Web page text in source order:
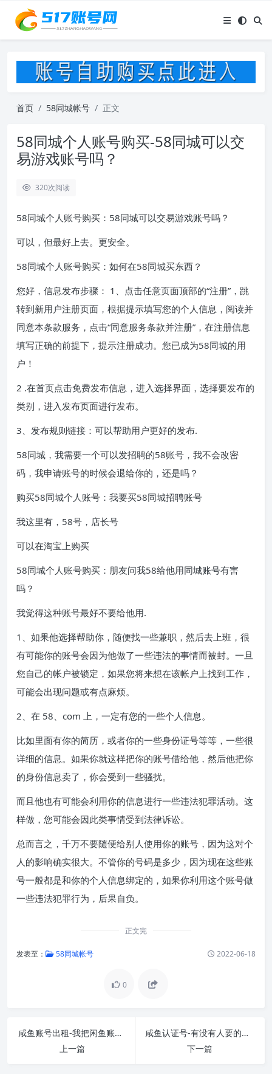
首页 58同城帐号 正文
58同城个人账号购买-58同城可以交
易游戏账号吗？
320次阅读
58同城个人账号购买：58同城可以交易游戏账号吗？
可以，但最好上去。更安全。
58同城个人账号购买：如何在58同城买东西？
您好，信息发布步骤： 1、点击任意页面顶部的“注册”，跳
转到新用户注册页面，根据提示填写您的个​​人信息，阅读并
同意本条款服务，点击“同意服务条款并注册”，在注册信息
填写正确的前提下，提示注册成功。您已成为58同城的用
户！
2 .在首页点击免费发布信息，进入选择界面，选择要发布的
类别，进入发布页面进行发布。
3、发布规则链接：可以帮助用户更好的发布.
58同城，我需要一个可以发招聘的58账号，我不会改密
码，我申请账号的时候会退给你的，还是吗？
购买58同城个人账号：我要买58同城招聘账号
我这里有，58号，店长号
可以在淘宝上购买
58同城个人账号购买：朋友问我58给他用同城账号有害
吗？
我觉得这种账号最好不要给他用.
1、如果他选择帮助你，随便找一些兼职，然后去上班，很
有可能你的账号会因为他做了一些违法的事情而被封。一旦
您自己的帐户被锁定，如果您将来想在该帐户上找到工作，
可能会出现问题或有点麻烦。
2、在 58、com 上，一定有您的一些个人信息。
比如里面有你的简历，或者你的一些身份证号等等，一些很
详细的信息。如果你就这样把你的账号借给他，然后他把你
的身份信息卖了，你会受到一些骚扰。
而且他也有可能会利用你的信息进行一些违法犯罪活动。这
样做，您可能会因此类事情受到法律诉讼。
总而言之，千万不要随便给别人使用你的账号，因为这对个
人的影响确实很大。不管你的号码是多少，因为现在这些账
号一般都是和你的个人信息绑定的，如果你利用这个账号做
一些违法犯罪行为，后果自负。
正文完
发表至： 58同城帐号 2022-06-18
0
咸鱼账号出租-我把闲鱼账号出租给别人，别人利
上一篇
咸鱼认证号-有没有人要的闲鱼账号？认证和信用
下一篇